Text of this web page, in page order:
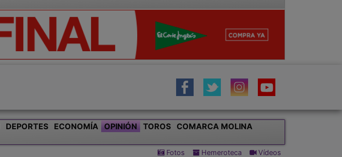
DEPORTES ECONOMÍA OPINIÓN TOROS
COMARCA MOLINA
Fotos Hemeroteca Vídeos